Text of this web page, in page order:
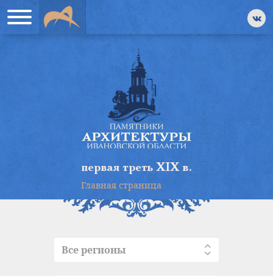
первая треть XIX в.
Главная страница
Все регионы